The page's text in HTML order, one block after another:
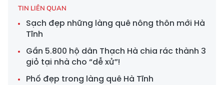
TIN LIÊN QUAN
Sạch đẹp những làng quê nông thôn mới Hà
Tĩnh
Gần 5.800 hộ dân Thạch Hà chia rác thành 3
giỏ tại nhà cho “dễ xử”!
Phố đẹp trong làng quê Hà Tĩnh